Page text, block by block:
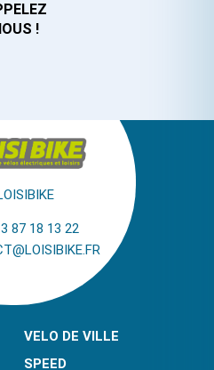
!
87 18 13 22
VELO DE VILLE
SPEED